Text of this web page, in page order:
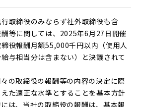
取締役のみならず社外取締役も含
等に関しては、2025年6月27日開催
役報酬月額55,000千円以内（使用人
与相当分は含まない）と決議されて
の取締役の報酬等の内容の決定に際
た適正な水準とすることを基本方針
は、当社の取締役の報酬は、基本報